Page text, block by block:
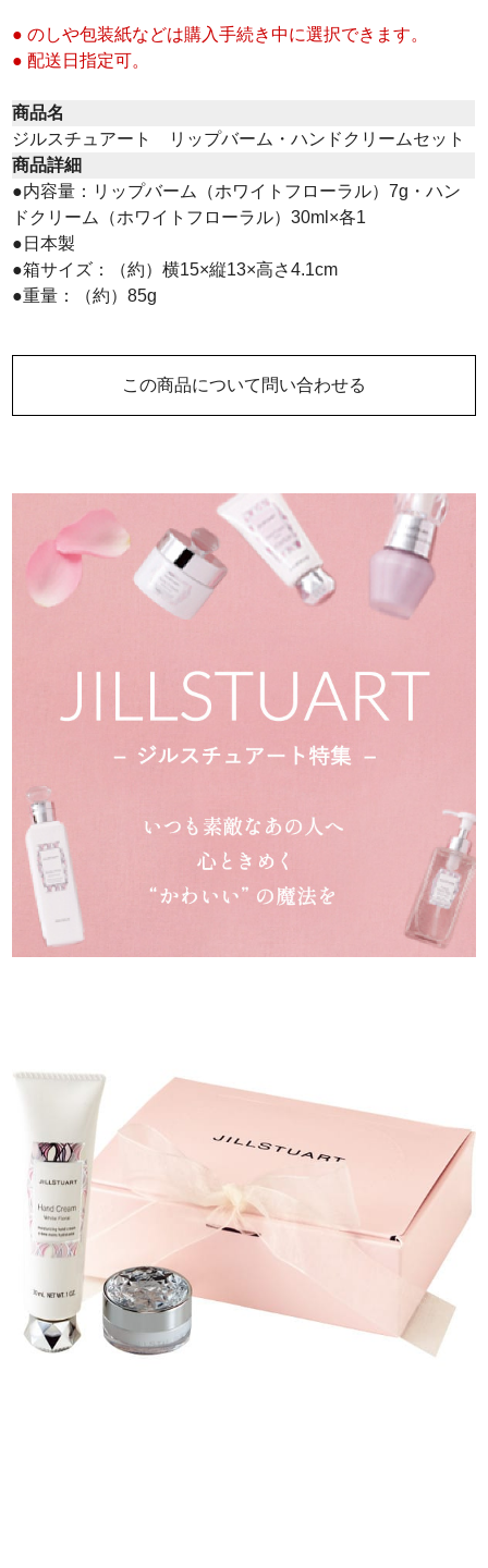
この商品について問い合わせる
● のしや包装紙などは購入手続き中に選択できます。
● 配送日指定可。
商品名
ジルスチュアート リップバーム・ハンドクリームセット
商品詳細
●内容量：リップバーム（ホワイトフローラル）7g・ハン
ドクリーム（ホワイトフローラル）30ml×各1
●日本製
●箱サイズ：（約）横15×縦13×高さ4.1cm
●重量：（約）85g